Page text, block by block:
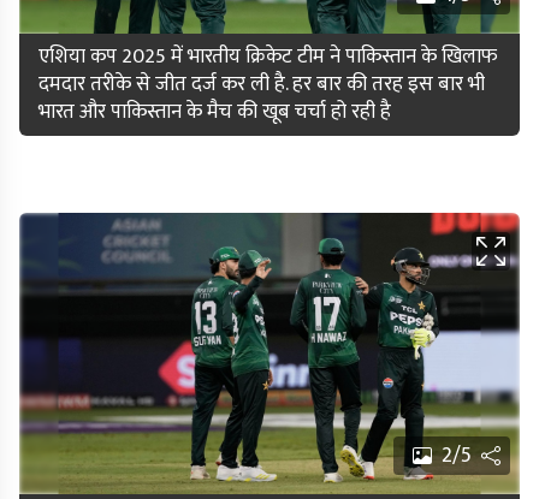
एशिया कप 2025 में भारतीय क्रिकेट टीम ने पाकिस्तान के खिलाफ
दमदार तरीके से जीत दर्ज कर ली है. हर बार की तरह इस बार भी
भारत और पाकिस्तान के मैच की खूब चर्चा हो रही है
2/5